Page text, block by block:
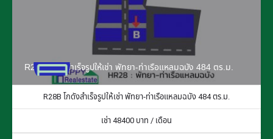
R28B โกดังสำเร็จรูปให้เช่า พัทยา-ท่าเรือแหลมฉบัง 484 ตร.ม.
R28B โกดังสำเร็จรูปให้เช่า พัทยา-ท่าเรือแหลมฉบัง 484 ตร.ม.
เช่า48400 บาท / เดือน